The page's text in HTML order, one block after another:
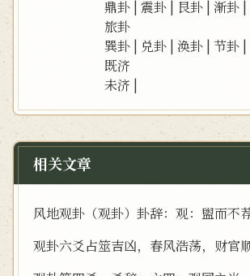
鼎卦 |震卦 | 艮卦 |渐卦 |
旅卦
巽卦 | 兑卦 |涣卦 |节卦 |
既济
未济 |
相关文章
风地观卦（观卦）卦辞：观：盥而不
观卦六爻占筮吉凶，春风浩荡，财官